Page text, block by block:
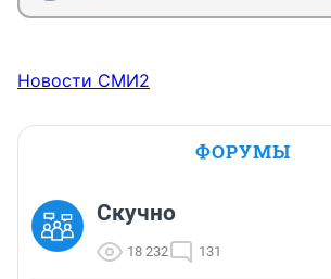
Новости СМИ2
ФОРУМЫ
Скучно
18 232 131